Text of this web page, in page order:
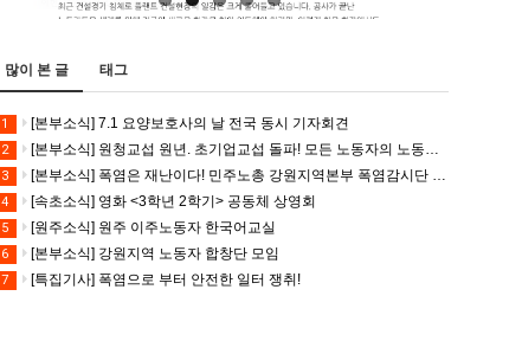
많이 본 글 태그
1 [본부소식] 7.1 요양보호사의 날 전국 동시 기자회견
2 [본부소식] 원청교섭 원년. 초기업교섭 돌파! 모든 노동자의 노동기본권 쟁취! 민주노총 7.15 총파업대회
3 [본부소식] 폭염은 재난이다! 민주노총 강원지역본부 폭염감시단 선포 기자회견
4 [속초소식] 영화 <3학년 2학기> 공동체 상영회
5 [원주소식] 원주 이주노동자 한국어교실
6 [본부소식] 강원지역 노동자 합창단 모임
7 [특집기사] 폭염으로 부터 안전한 일터 쟁취!